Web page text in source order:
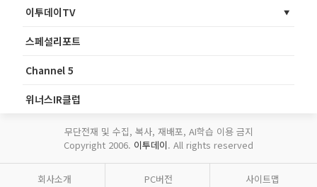
이투데이TV
스페셜리포트
Channel 5
위너스IR클럽
무단전재 및 수집, 복사, 재배포, AI학습 이용 금지
Copyright 2006. 이투데이. All rights reserved
회사소개 PC버전 사이트맵